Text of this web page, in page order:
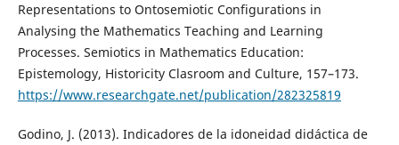
Representations to Ontosemiotic Configurations in
Analysing the Mathematics Teaching and Learning
Processes. Semiotics in Mathematics Education:
Epistemology, Historicity Clasroom and Culture, 157–173.
https://www.researchgate.net/publication/282325819
Godino, J. (2013). Indicadores de la idoneidad didáctica de